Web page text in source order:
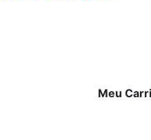
Meu